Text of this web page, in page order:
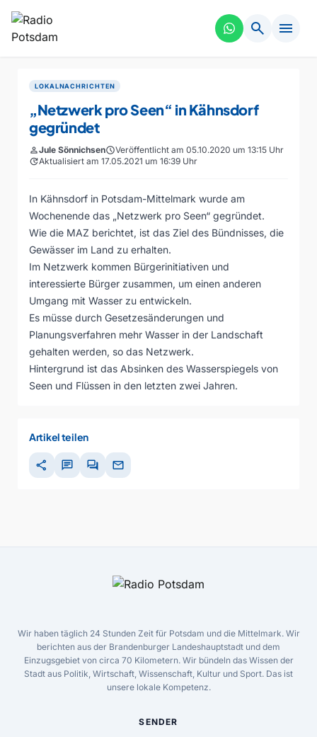
search menu
LOKALNACHRICHTEN
„Netzwerk pro Seen“ in Kähnsdorf
gegründet
personJule SönnichsenscheduleVeröffentlicht am 05.10.2020 um 13:15 Uhr
updateAktualisiert am 17.05.2021 um 16:39 Uhr
In Kähnsdorf in Potsdam-Mittelmark wurde am
Wochenende das „Netzwerk pro Seen“ gegründet.
Wie die MAZ berichtet, ist das Ziel des Bündnisses, die
Gewässer im Land zu erhalten.
Im Netzwerk kommen Bürgerinitiativen und
interessierte Bürger zusammen, um einen anderen
Umgang mit Wasser zu entwickeln.
Es müsse durch Gesetzesänderungen und
Planungsverfahren mehr Wasser in der Landschaft
gehalten werden, so das Netzwerk.
Hintergrund ist das Absinken des Wasserspiegels von
Seen und Flüssen in den letzten zwei Jahren.
Artikel teilen
share chat forum mail
Wir haben täglich 24 Stunden Zeit für Potsdam und die Mittelmark. Wir
berichten aus der Brandenburger Landeshauptstadt und dem
Einzugsgebiet von circa 70 Kilometern. Wir bündeln das Wissen der
Stadt aus Politik, Wirtschaft, Wissenschaft, Kultur und Sport. Das ist
unsere lokale Kompetenz.
SENDER